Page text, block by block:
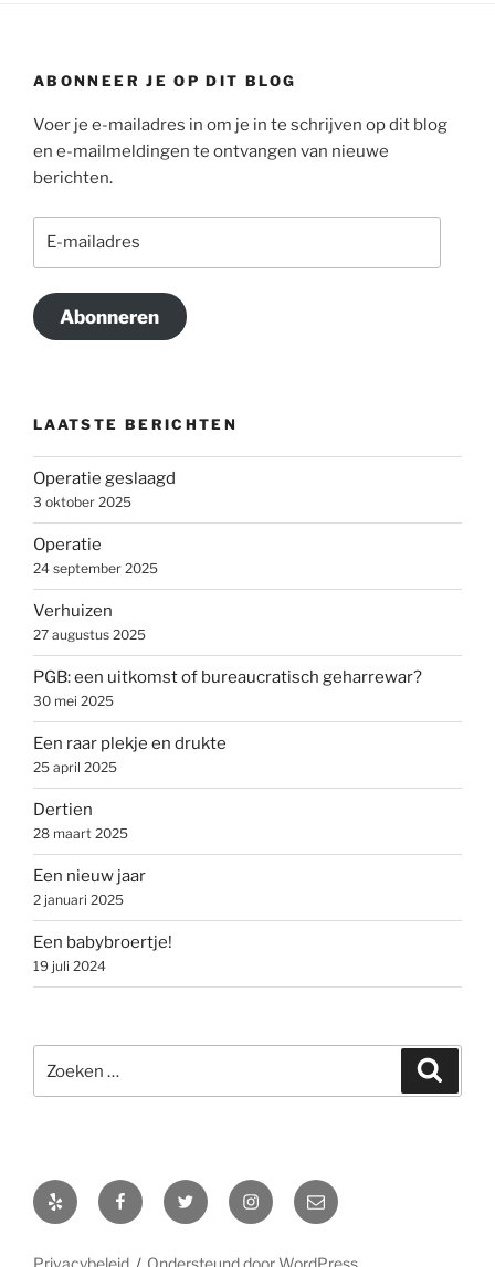
ABONNEER JE OP DIT BLOG
Voer je e-mailadres in om je in te schrijven op dit blog
en e-mailmeldingen te ontvangen van nieuwe
berichten.
Abonneren
LAATSTE BERICHTEN
Operatie geslaagd
3 oktober 2025
Operatie
24 september 2025
Verhuizen
27 augustus 2025
PGB: een uitkomst of bureaucratisch geharrewar?
30 mei 2025
Een raar plekje en drukte
25 april 2025
Dertien
28 maart 2025
Een nieuw jaar
2 januari 2025
Een babybroertje!
19 juli 2024
naar:
Yelp FacebookTwitter Instagram
E-
mail